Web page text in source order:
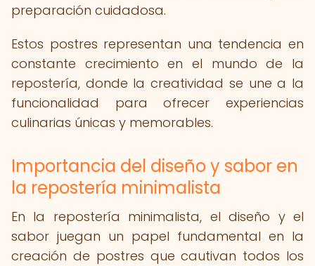
preparación cuidadosa.
Estos postres representan una tendencia en
constante crecimiento en el mundo de la
repostería, donde la creatividad se une a la
funcionalidad para ofrecer experiencias
culinarias únicas y memorables.
Importancia del diseño y sabor en
la repostería minimalista
En la repostería minimalista, el diseño y el
sabor juegan un papel fundamental en la
creación de postres que cautivan todos los